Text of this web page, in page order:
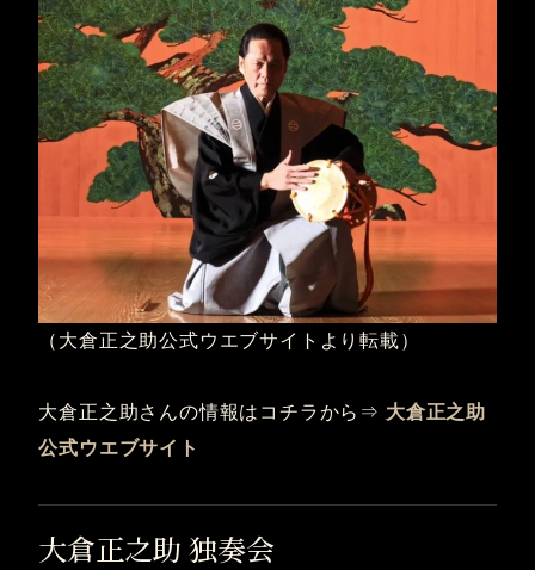
（大倉正之助公式ウエブサイトより転載）
大倉正之助さんの情報はコチラから⇒ 大倉正之助
公式ウエブサイト
大倉正之助 独奏会